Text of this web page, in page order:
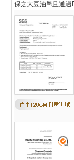
保之大豆油墨且通過